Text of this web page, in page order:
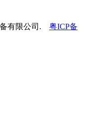
备有限公司. 粤ICP备